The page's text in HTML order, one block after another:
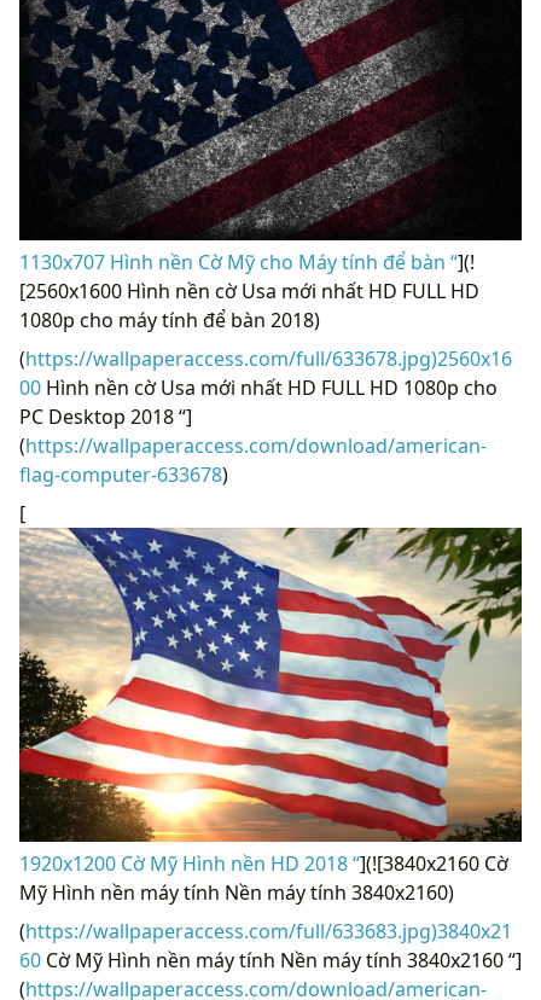
1130x707 Hình nền Cờ Mỹ cho Máy tính để bàn “](!
[2560x1600 Hình nền cờ Usa mới nhất HD FULL HD
1080p cho máy tính để bàn 2018)
(https://wallpaperaccess.com/full/633678.jpg)2560x16
00 Hình nền cờ Usa mới nhất HD FULL HD 1080p cho
PC Desktop 2018 “]
(https://wallpaperaccess.com/download/american-
flag-computer-633678)
[
1920x1200 Cờ ​​Mỹ Hình nền HD 2018 “](![3840x2160 Cờ
Mỹ Hình nền máy tính Nền máy tính 3840x2160)
(https://wallpaperaccess.com/full/633683.jpg)3840x21
60 Cờ Mỹ Hình nền máy tính Nền máy tính 3840x2160 “]
(https://wallpaperaccess.com/download/american-